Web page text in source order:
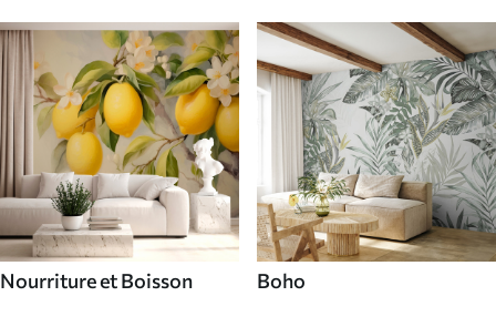
Nourriture et Boisson Boho